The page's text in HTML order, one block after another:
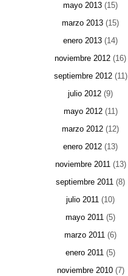
mayo 2013 (15)
marzo 2013 (15)
enero 2013 (14)
noviembre 2012 (16)
septiembre 2012(11)
julio 2012 (9)
mayo 2012(11)
marzo 2012 (12)
enero 2012 (13)
noviembre 2011(13)
septiembre 2011 (8)
julio 2011 (10)
mayo 2011 (5)
marzo 2011 (6)
enero 2011 (5)
noviembre 2010(7)